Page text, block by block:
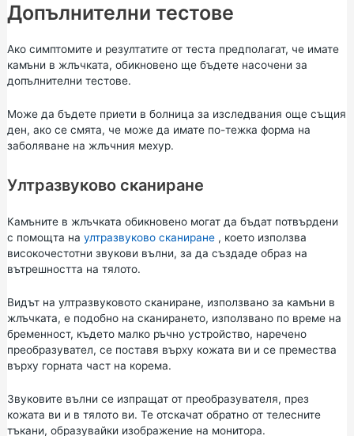
Допълнителни тестове
Ако симптомите и резултатите от теста предполагат, че имате
камъни в жлъчката, обикновено ще бъдете насочени за
допълнителни тестове.
Може да бъдете приети в болница за изследвания още същия
ден, ако се смята, че може да имате по-тежка форма на
заболяване на жлъчния мехур.
Ултразвуково сканиране
Камъните в жлъчката обикновено могат да бъдат потвърдени
с помощта на ултразвуково сканиране, което използва
високочестотни звукови вълни, за да създаде образ на
вътрешността на тялото.
Видът на ултразвуковото сканиране, използвано за камъни в
жлъчката, е подобно на сканирането, използвано по време на
бременност, където малко ръчно устройство, наречено
преобразувател, се поставя върху кожата ви и се премества
върху горната част на корема.
Звуковите вълни се изпращат от преобразувателя, през
кожата ви и в тялото ви. Те отскачат обратно от телесните
тъкани, образувайки изображение на монитора.